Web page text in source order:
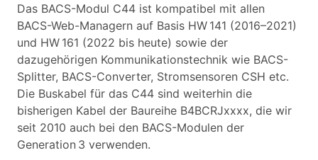
Das BACS-Modul C44 ist kompatibel mit allen
BACS-Web-Managern auf Basis HW 141 (2016–2021)
und HW 161 (2022 bis heute) sowie der
dazugehörigen Kommunikationstechnik wie BACS-
Splitter, BACS-Converter, Stromsensoren CSH etc.
Die Buskabel für das C44 sind weiterhin die
bisherigen Kabel der Baureihe B4BCRJxxxx, die wir
seit 2010 auch bei den BACS-Modulen der
Generation 3 verwenden.